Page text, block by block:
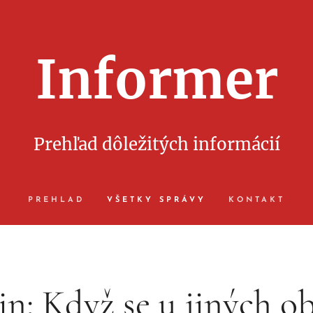
Informer
Prehľad dôležitých informácií
PREHLAD VŠETKY SPRÁVY KONTAKT
Když se u jiných